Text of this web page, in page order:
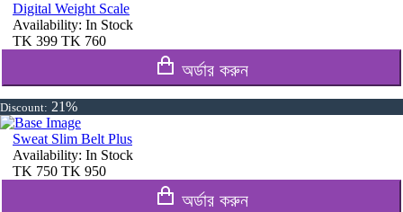
Digital Weight Scale
Availability: In Stock
TK 399 TK 760
অর্ডার করুন
Discount: 21%
Sweat Slim Belt Plus
Availability: In Stock
TK 750 TK 950
অর্ডার করুন